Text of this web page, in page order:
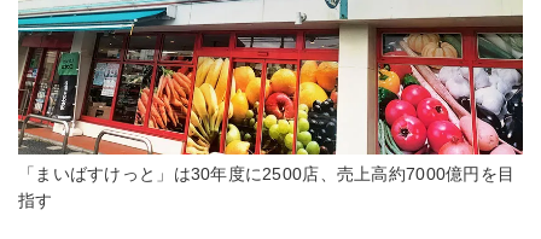
「まいばすけっと」は30年度に2500店、売上高約7000億円を目
指す